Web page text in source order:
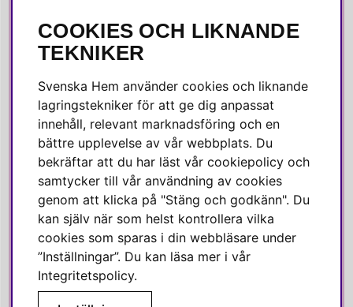
SOCIALA MEDIER
Instagram
Linkedin
Pinterest
SVENSKA HEM
Varmt välkommen till Svenska Hem!
Vi värdesätter våra kunder högt och finns här för att hjälpa dig
om du har några frågor eller vill ha inspiration.
COOKIES OCH LIKNANDE
TEKNIKER
Svenska Hem använder cookies och liknande
lagringstekniker för att ge dig anpassat
innehåll, relevant marknadsföring och en
bättre upplevelse av vår webbplats. Du
bekräftar att du har läst vår cookiepolicy och
samtycker till vår användning av cookies
genom att klicka på "Stäng och godkänn". Du
kan själv när som helst kontrollera vilka
cookies som sparas i din webbläsare under
”Inställningar”. Du kan läsa mer i vår
Integritetspolicy.